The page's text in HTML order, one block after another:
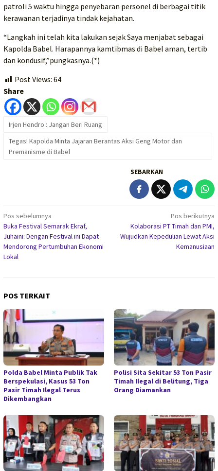
patroli 5 waktu hingga penyebaran personel di berbagai titik
kerawanan terjadinya tindak kejahatan.
“Langkah ini telah kita lakukan sejak Saya menjabat sebagai
Kapolda Babel. Harapannya kamtibmas di Babel aman, tertib
dan kondusif,”pungkasnya.(*)
Post Views: 64
Share
Irjen Hendro : Jangan Beri Ruang
Tegas! Kapolda Minta Jajaran Berantas Aksi Geng Motor dan
Premanisme di Babel
SEBARKAN
Navigasi
pos
Pos sebelumnya
Buka Festival Semarak Ekraf,
Juhaini: Dengan Festival ini Dapat
Mendorong Pertumbuhan Ekonomi
Lokal
Pos berikutnya
Kolaborasi PT Timah dan PMI,
Wujudkan Kepedulian Lewat Aksi
Kemanusiaan
POS TERKAIT
Polda Babel Minta Publik Tak
Berspekulasi, Kasus 53 Ton
Pasir Timah Ilegal Terus
Dikembangkan
Polisi Sita Sekitar 53 Ton Pasir
Timah Ilegal di Belitung, Tiga
Orang Diamankan